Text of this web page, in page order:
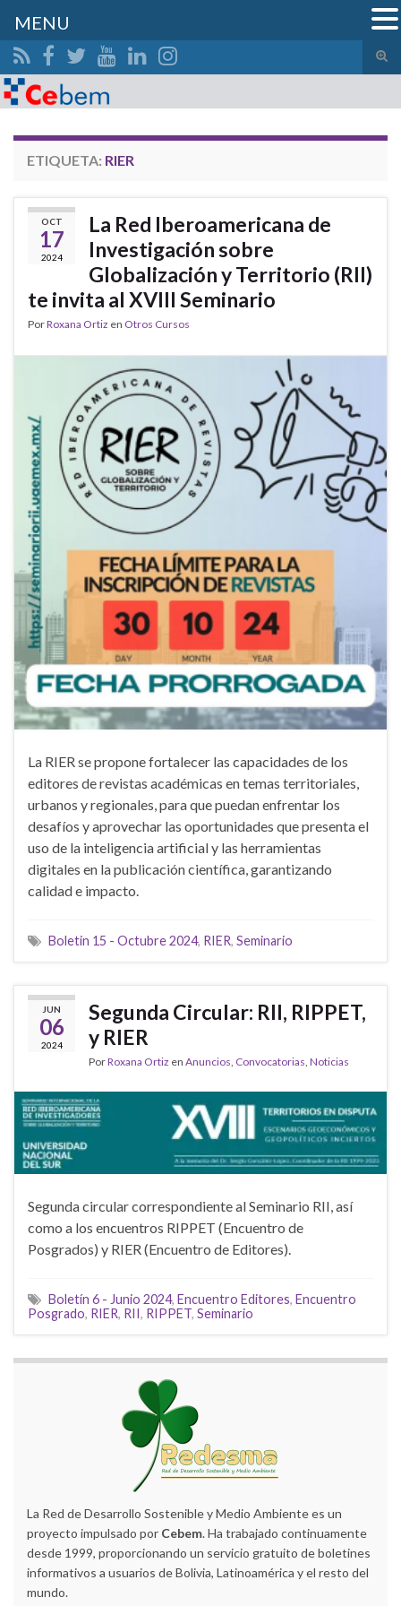
el
Search for:
ETIQUETA: RIER
OCT
17
2024
La Red Iberoamericana de
Investigación sobre
Globalización y Territorio (RII)
te invita al XVIII Seminario
PorRoxana Ortiz en Otros Cursos
La RIER se propone fortalecer las capacidades de los
editores de revistas académicas en temas territoriales,
urbanos y regionales, para que puedan enfrentar los
desafíos y aprovechar las oportunidades que presenta el
uso de la inteligencia artificial y las herramientas
digitales en la publicación científica, garantizando
calidad e impacto.
Boletin 15 - Octubre 2024, RIER, Seminario
JUN
06
2024
Segunda Circular: RII, RIPPET,
y RIER
PorRoxana Ortiz en Anuncios, Convocatorias, Noticias
Segunda circular correspondiente al Seminario RII, así
como a los encuentros RIPPET (Encuentro de
Posgrados) y RIER (Encuentro de Editores).
Boletín 6 - Junio 2024, Encuentro Editores, Encuentro
Posgrado, RIER, RII, RIPPET, Seminario
La Red de Desarrollo Sostenible y Medio Ambiente es un
proyecto impulsado por Cebem. Ha trabajado continuamente
desde 1999, proporcionando un servicio gratuito de boletines
informativos a usuarios de Bolivia, Latinoamérica y el resto del
mundo.
MENU